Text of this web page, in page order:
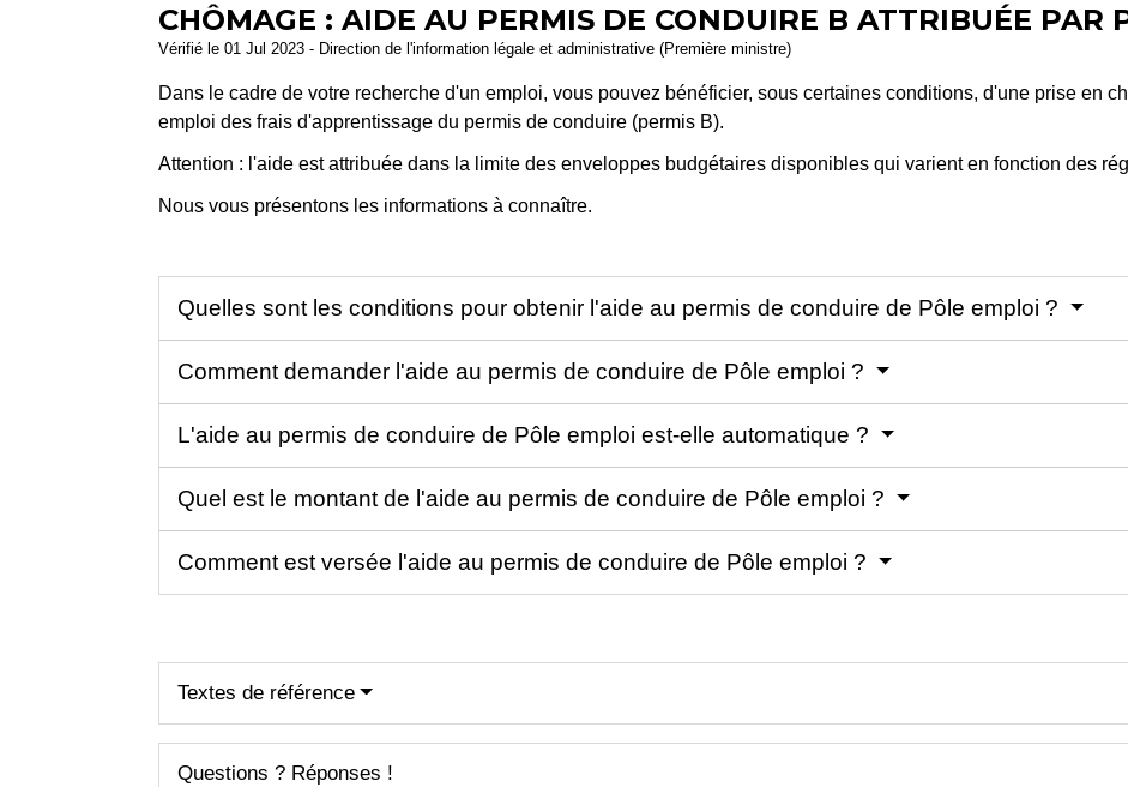
CHÔMAGE : AIDE AU PERMIS DE CONDUIRE B ATTRIBUÉE PAR
Vérifié le 01 Jul 2023 - Direction de l'information légale et administrative (Première ministre)
Dans le cadre de votre recherche d'un emploi, vous pouvez bénéficier, sous certaines conditions, d'une prise en
emploi des frais d'apprentissage du permis de conduire (permis B).
Attention : l'aide est attribuée dans la limite des enveloppes budgétaires disponibles qui varient en fonction des
Nous vous présentons les informations à connaître.
Quelles sont les conditions pour obtenir l'aide au permis de conduire de Pôle emploi ?
Comment demander l'aide au permis de conduire de Pôle emploi ?
L'aide au permis de conduire de Pôle emploi est-elle automatique ?
Quel est le montant de l'aide au permis de conduire de Pôle emploi ?
Comment est versée l'aide au permis de conduire de Pôle emploi ?
Textes de référence
Questions ? Réponses !